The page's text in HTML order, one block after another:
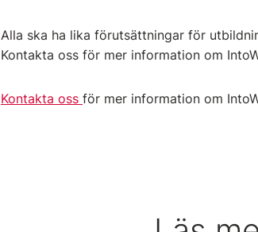
Alla ska ha lika förutsättningar för
Kontakta oss för mer information om
Kontakta oss för mer information om